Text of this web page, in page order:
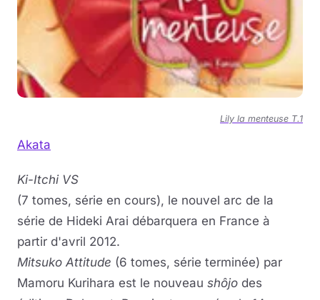
Lily la menteuse T.1
Akata
Ki-Itchi VS
(7 tomes, série en cours), le nouvel arc de la
série de Hideki Arai débarquera en France à
partir d'avril 2012.
Mitsuko Attitude (6 tomes, série terminée) par
Mamoru Kurihara est le nouveau shôjo des